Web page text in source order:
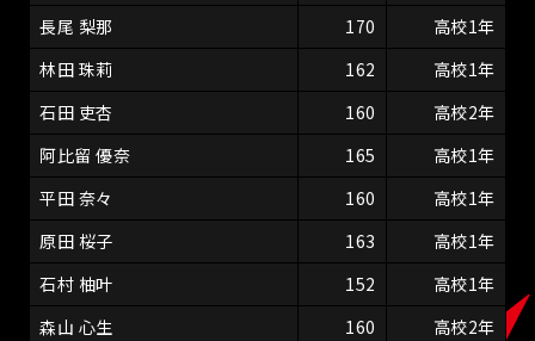
長尾 梨那
170
高校1年
林田 珠莉
162
高校1年
石田 吏杏
160
高校2年
阿比留 優奈
165
高校1年
平田 奈々
160
高校1年
原田 桜子
163
高校1年
石村 柚叶
152
高校1年
森山 心生
160
高校2年